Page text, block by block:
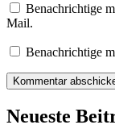
Benachrichtige
Mail.
Benachrichtige
Kommentar
Neueste